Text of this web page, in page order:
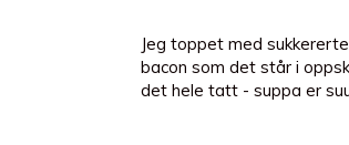
Jeg toppet med
bacon som det står i
det hele tatt - suppa er